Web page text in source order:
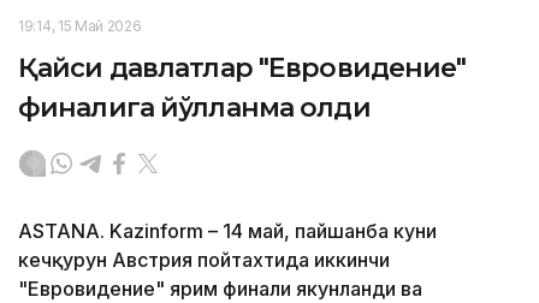
19:14, 15 Май 2026
Қайси давлатлар "Евровидение"
финалига йўлланма олди
ASTANA. Kazinform – 14 май, пайшанба куни
кечқурун Австрия пойтахтида иккинчи
"Евровидение" ярим финали якунланди ва